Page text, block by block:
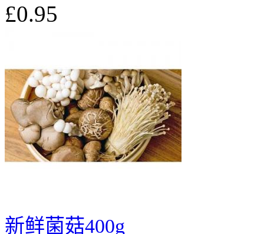
£0.95
新鲜菌菇400g